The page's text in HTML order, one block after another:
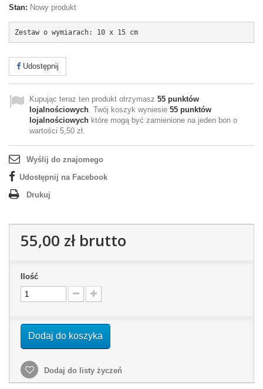
Stan: Nowy produkt
Zestaw o wymiarach: 10 x 15 cm
Udostępnij
Kupując teraz ten produkt otrzymasz 55 punktów
lojalnościowych. Twój koszyk wyniesie 55 punktów
lojalnościowych które mogą być zamienione na jeden bon o
wartości 5,50 zł.
Wyślij do znajomego
Udostępnij na Facebook
Drukuj
55,00 złbrutto
Ilość
Dodaj do koszyka
Dodaj do listy życzeń